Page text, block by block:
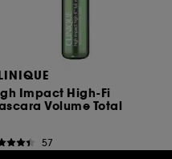
Impact High-Fi
Volume Total
57